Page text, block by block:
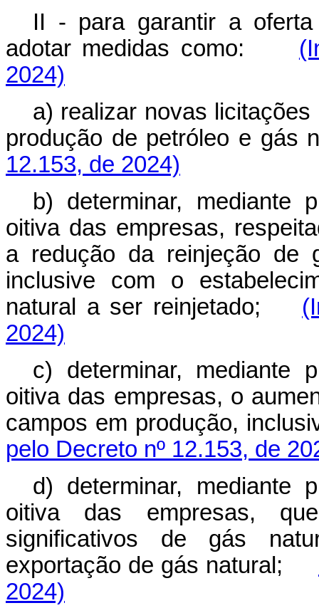
II - para garantir a
adotar medidas como:
2024)
a) realizar novas
produção de petróleo e
12.153, de 2024)
b) determinar, mediante
oitiva das empresas,
a redução da reinjeção de
inclusive com o
natural a ser reinjetado;
2024)
c) determinar, mediante
oitiva das empresas, o
campos em produção,
pelo Decreto nº 12.153, de
d) determinar, mediante
oitiva das empresas,
significativos de gás
exportação de gás natural;
2024)